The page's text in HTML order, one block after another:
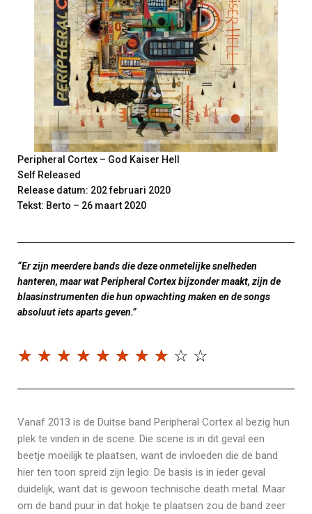
Peripheral Cortex – God Kaiser Hell
Self Released
Release datum: 202 februari 2020
Tekst: Berto – 26 maart 2020
“Er zijn meerdere bands die deze onmetelijke snelheden
hanteren, maar wat Peripheral Cortex bijzonder maakt, zijn de
blaasinstrumenten die hun opwachting maken en de songs
absoluut iets aparts geven.”
☆ ☆ ☆ ☆ ☆ ☆ ☆ ☆ ☆ ☆
Vanaf 2013 is de Duitse band Peripheral Cortex al bezig hun
plek te vinden in de scene. Die scene is in dit geval een
beetje moeilijk te plaatsen, want de invloeden die de band
hier ten toon spreid zijn legio. De basis is in ieder geval
duidelijk, want dat is gewoon technische death metal. Maar
om de band puur in dat hokje te plaatsen zou de band zeer